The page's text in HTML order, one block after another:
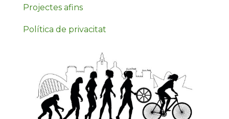
Projectes afins
Política de privacitat